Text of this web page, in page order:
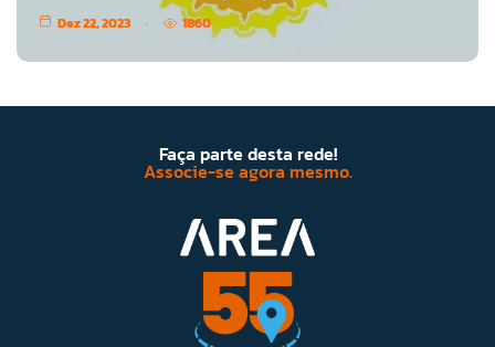
Dez 22, 2023 1860
Faça parte desta rede!
Associe-se agora mesmo.